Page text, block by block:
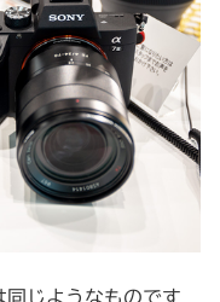
同じようなものです